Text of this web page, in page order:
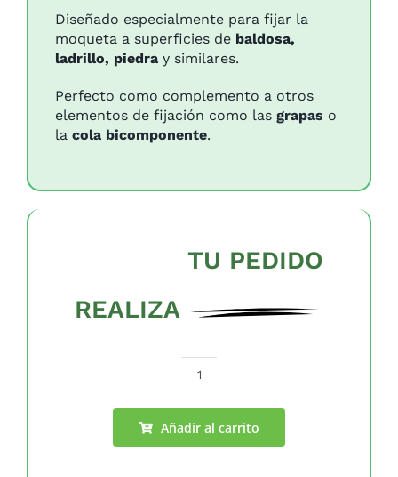
Diseñado especialmente para fijar la
moqueta a superficies de baldosa,
ladrillo, piedray similares.
Perfecto como complemento a otros
elementos de fijación como las grapas o
la cola bicomponente.
REALIZA
TU PEDIDO
Cinta
cara
Añadir al carrito